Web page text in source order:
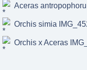
Aceras
Orchis simia
Orchis x Aceras